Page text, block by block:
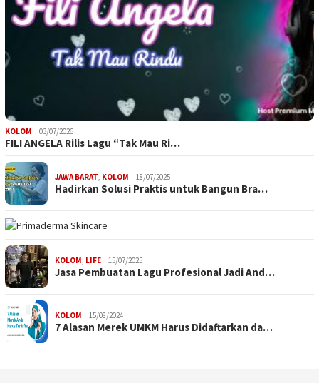
KOLOM 03/07/2026
FILI ANGELA Rilis Lagu “Tak Mau Ri…
JAWA BARAT, KOLOM 18/07/2025
Hadirkan Solusi Praktis untuk Bangun Bra…
KOLOM LIFE 15/07/2025
Jasa Pembuatan Lagu Profesional Jadi And…
KOLOM 15/08/2024
7 Alasan Merek UMKM Harus Didaftarkan da…